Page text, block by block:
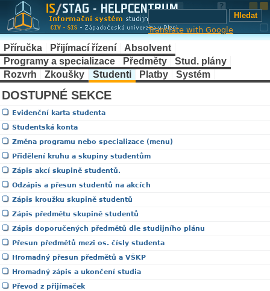
Translate with Google
Příručka Přijímací řízení
Absolvent
Programy a specializace
Předměty
Stud. plány
Rozvrh
Zkoušky Studenti Platby Systém
DOSTUPNÉ SEKCE
Evidenční karta studenta
Studentská konta
Změna programu nebo specializace (menu)
Přidělení kruhu a skupiny studentům
Zápis akcí skupině studentů.
Odzápis a přesun studentů na akcích
Zápis kroužku skupině studentů
Zápis předmětu skupině studentů
Zápis doporučených předmětů dle studijního plánu
Přesun předmětů mezi os. čísly studenta
Hromadný přesun předmětů a VŠKP
Hromadný zápis a ukončení studia
Převod z přijímaček